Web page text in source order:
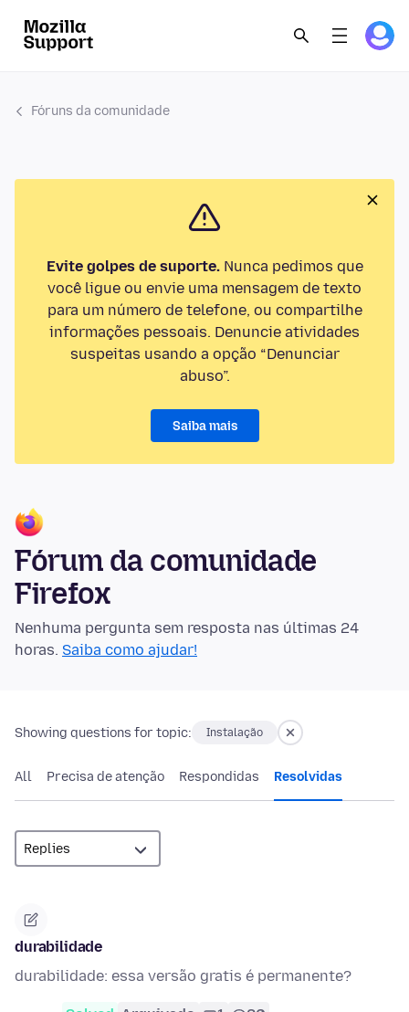
Fóruns da comunidade
Evite golpes de suporte.Nunca pedimos que
você ligue ou envie uma mensagem de texto
para um número de telefone, ou compartilhe
informações pessoais. Denuncie atividades
suspeitas usando a opção “Denunciar
abuso”.
Saiba mais
Fórum da comunidade
Firefox
Nenhuma pergunta sem resposta nas últimas 24
horas. Saiba como ajudar!
Showing questions for topic: Instalação
All Precisa de atenção Respondidas Resolvidas
durabilidade
durabilidade: essa versão gratis é permanente?